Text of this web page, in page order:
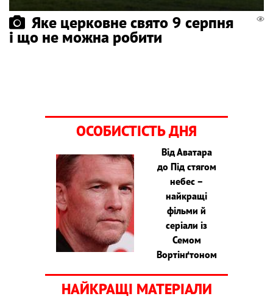
Яке церковне свято 9 серпня
і що не можна робити
ОСОБИСТІСТЬ ДНЯ
Від Аватара
до Під стягом
небес –
найкращі
фільми й
серіали із
Семом
Вортінґтоном
НАЙКРАЩІ МАТЕРІАЛИ